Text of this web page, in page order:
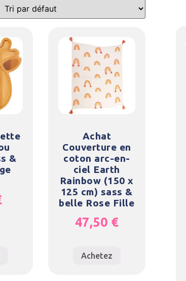
&
Achat
Couverture en
coton arc-en-
ciel Earth
Rainbow (150 x
125 cm) sass &
belle Rose Fille
47,50 €
Achetez